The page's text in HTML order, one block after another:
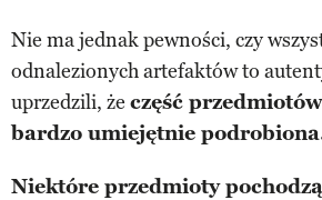
Nie ma jednak pewności, czy
odnalezionych artefaktów to
uprzedzili, że część
bardzo umiejętnie
Niektóre przedmioty